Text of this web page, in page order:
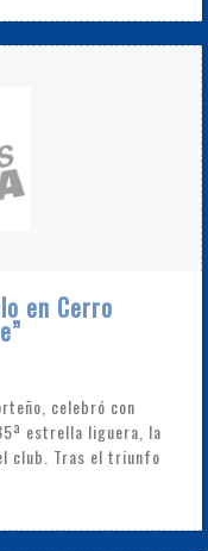
en Cerro
celebró con
estrella liguera, la
club. Tras el triunfo